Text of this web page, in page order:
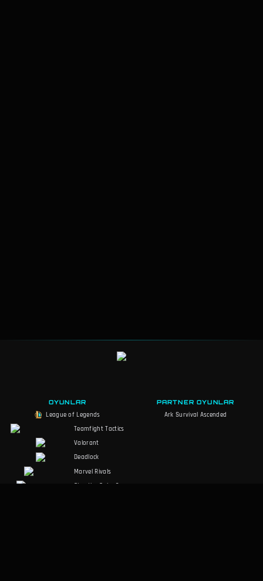
OYUNLAR
League of Legends
Teamfight Tactics
Valorant
Deadlock
Marvel Rivals
Slay the Spire 2
PARTNER OYUNLAR
Ark Survival Ascended